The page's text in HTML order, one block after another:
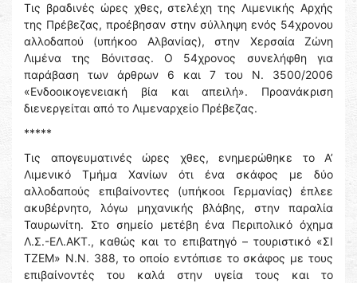
Τις βραδινές ώρες χθες, στελέχη της Λιμενικής Αρχής
της Πρέβεζας, προέβησαν στην σύλληψη ενός 54χρονου
αλλοδαπού (υπήκοο Αλβανίας), στην Χερσαία Ζώνη
Λιμένα της Βόνιτσας. Ο 54χρονος συνελήφθη για
παράβαση των άρθρων 6 και 7 του Ν. 3500/2006
«Ενδοοικογενειακή βία και απειλή». Προανάκριση
διενεργείται από το Λιμεναρχείο Πρέβεζας.
*****
Τις απογευματινές ώρες χθες, ενημερώθηκε το Α’
Λιμενικό Τμήμα Χανίων ότι ένα σκάφος με δύο
αλλοδαπούς επιβαίνοντες (υπήκοοι Γερμανίας) έπλεε
ακυβέρνητο, λόγω μηχανικής βλάβης, στην παραλία
Ταυρωνίτη. Στο σημείο μετέβη ένα Περιπολικό όχημα
Λ.Σ.-ΕΛ.ΑΚΤ., καθώς και το επιβατηγό – τουριστικό «ΣΙ
ΤΖΕΜ» Ν.Ν. 388, το οποίο εντόπισε το σκάφος με τους
επιβαίνοντές του καλά στην υγεία τους και το